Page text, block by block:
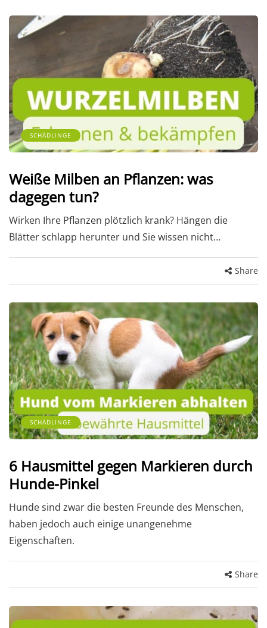
SCHÄDLINGE
Weiße Milben an Pflanzen: was
dagegen tun?
Wirken Ihre Pflanzen plötzlich krank? Hängen die
Blätter schlapp herunter und Sie wissen nicht…
Share
SCHÄDLINGE
6 Hausmittel gegen Markieren durch
Hunde-Pinkel
Hunde sind zwar die besten Freunde des Menschen,
haben jedoch auch einige unangenehme
Eigenschaften.
Share